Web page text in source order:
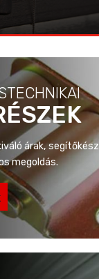
árak, segítőkész
megoldás.